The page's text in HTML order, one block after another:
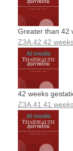
Greater than 42
Z3A.42 42
42 weeks
Z3A.41 41